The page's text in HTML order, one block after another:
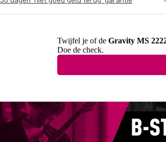
Twijfel je of de Gravity MS
Doe de check.